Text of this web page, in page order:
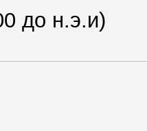
до н.э.и)